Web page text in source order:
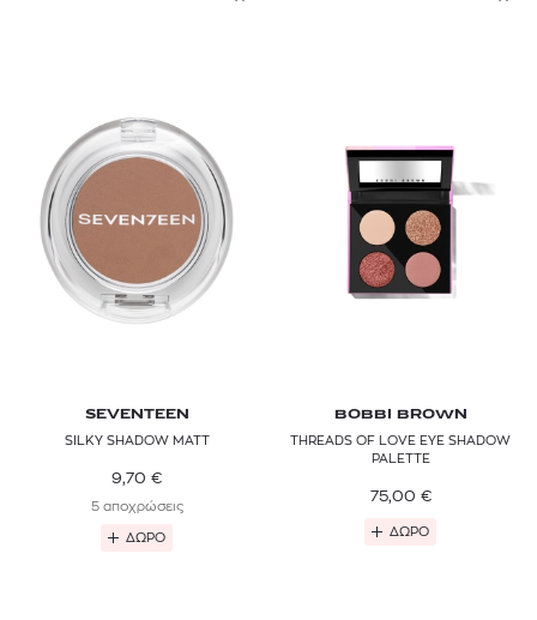
SEVENTEEN
SILKY SHADOW MATT
9,70 €
5 αποχρώσεις
ΔΩΡΟ
BOBBI BROWN
THREADS OF LOVE EYE SHADOW
PALETTE
75,00 €
ΔΩΡΟ